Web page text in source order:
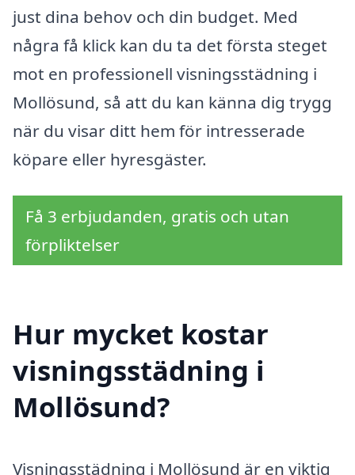
just dina behov och din budget. Med
några få klick kan du ta det första steget
mot en professionell visningsstädning i
Mollösund, så att du kan känna dig trygg
när du visar ditt hem för intresserade
köpare eller hyresgäster.
Få 3 erbjudanden, gratis och utan
förpliktelser
Hur mycket kostar
visningsstädning i
Mollösund?
Visningsstädning i Mollösund är en viktig